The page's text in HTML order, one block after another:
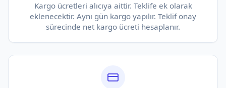
Kargo ücretleri alıcıya aittir. Teklife ek olarak
eklenecektir. Aynı gün kargo yapılır. Teklif onay
sürecinde net kargo ücreti hesaplanır.